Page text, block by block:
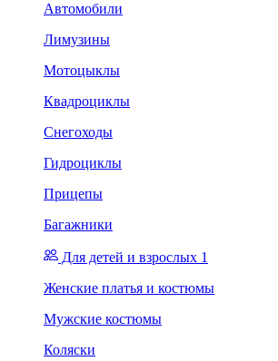
Автомобили
Лимузины
Мотоцыклы
Квадроциклы
Снегоходы
Гидроциклы
Прицепы
Багажники
Для детей и взрослых 1
Женские платья и костюмы
Мужские костюмы
Коляски